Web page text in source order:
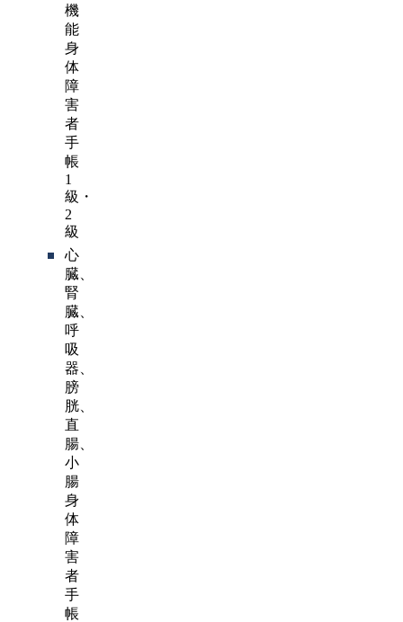
機
能
身
体
障
害
者
手
帳
1
級・
2
級
心
臓、
腎
臓、
呼
吸
器、
膀
胱、
直
腸、
小
腸
身
体
障
害
者
手
帳